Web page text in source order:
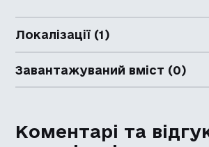
Локалізації (1)
Завантажуваний вміст (0)
Коментарі та